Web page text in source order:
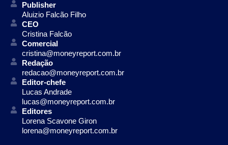
Publisher
Aluizio Falcão Filho
CEO
Cristina Falcão
Comercial
cristina@moneyreport.com.br
Redação
redacao@moneyreport.com.br
Editor-chefe
Lucas Andrade
lucas@moneyreport.com.br
Editores
Lorena Scavone Giron
lorena@moneyreport.com.br